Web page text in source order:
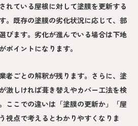
れている屋根に対して塗膜を更新する
。既存の塗膜の劣化状況に応じて、部
びます。劣化が進んでいる場合は下地
ポイントになります。
者ごとの解釈が残ります。さらに、塗
激しければ葺き替えやカバー工法を検
ここでの違いは「塗膜の更新か」「屋
視点で考えるとわかりやすくなりま